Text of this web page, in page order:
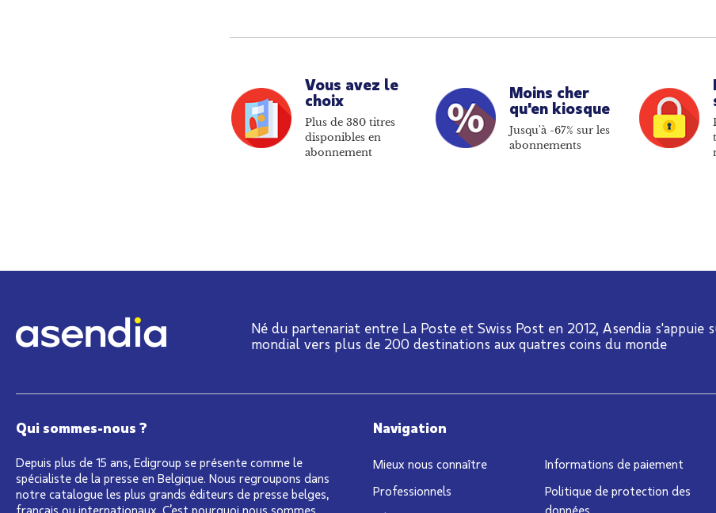
Vous avez le
choix
Plus de 380 titres
disponibles en
abonnement
Moins cher
qu'en kiosque
Jusqu'à -67% sur les
abonnements
Né du partenariat entre La Poste et Swiss Post en 2012, Asendia s'appuie
mondial vers plus de 200 destinations aux quatres coins du monde
Qui sommes-nous ?
Depuis plus de 15 ans, Edigroup se présente comme le
spécialiste de la presse en Belgique. Nous regroupons dans
notre catalogue les plus grands éditeurs de presse belges,
français ou internationaux. C’est pourquoi nous sommes
Navigation
Mieux nous connaître
Professionnels
Informations de paiement
Politique de protection des
données